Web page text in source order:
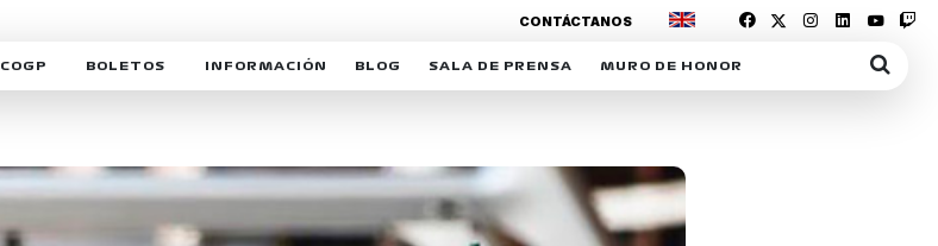
CON NOSOTROS
BOLETOS INFORMACIÓN
DERECHO DE PRIMERA OPCIÓN
REFORESTEMOS JUNTOS
BLOG
MEXICOGP
INTERACTIVOS
SALA DE PRENSA
ACREDITACIONES
MURO DE HONOR
CONTÁCTANOS